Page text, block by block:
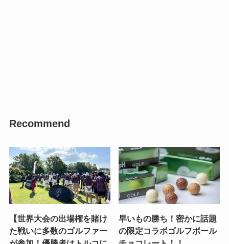
Recommend
【世界大会の出場権を賭け
た戦いに多数のゴルファー
早いもの勝ち！密かに話題
の限定コラボゴルフボール